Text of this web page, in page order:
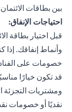
بين بطاقات
احتياجات الإنفاق:
قبل اختيار بطاقة
وأنماط إنفاقك. إذا
خصومات على
قد تكون خيارًا
ومشتريات التجزئة
نقديًا أو خصومات